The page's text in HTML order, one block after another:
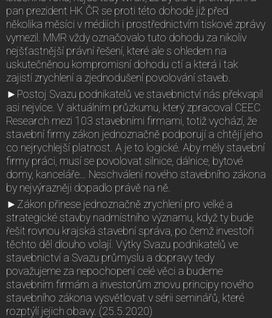
pan prezident HK ČR se proti této dohodě již před
několika měsíci v médiích i prostřednictvím tiskové zprávy
vymezil. MMR vždy označovalo tuto dohodu za nikoliv
nejšťastnější právní řešení, které ale s ohledem na
uskutečněnou kompromisní dohodu ctí a která i tak
zajistí zrychlení a zjednodušení povolování staveb.
►Postoj Svazu podnikatelů ve stavebnictví nás překvapil
asi nejvíce. V aktuálním průzkumu, který zpracoval CEEC
Research mezi 103 stavebními firmami, totiž vychází, že
stavební firmy zákon jednoznačně podporují a chtějí jeho
co nejrychlejší platnost. A je to logické. Aby měly stavební
firmy práci, musí se povolovat silnice, dálnice, bytové
domy, kanceláře… Neschválení nového stavebního zákona
by nejvýrazněji dopadlo právě na ně.
►Zákon přinese jednoznačně zrychlení pro velké a
strategické stavby nadmístního významu, když ty bude
řešit rovnou krajská stavební správa, po čemž investoři
těchto děl dlouho volají. Výtky Svazu podnikatelů ve
stavebnictví a Svazu průmyslu a dopravy tedy
považujeme za nepochopení celé věci a budeme
stavebním firmám a investorům znovu principy nového
stavebního zákona vysvětlovat v sérii seminářů, které
rozptýlí jejich obavy. (25.5.2020)